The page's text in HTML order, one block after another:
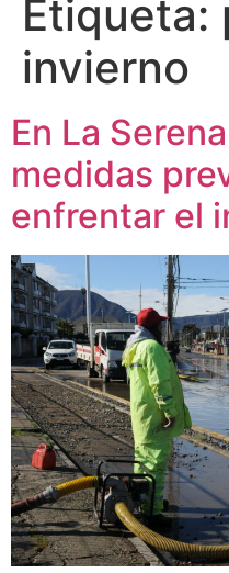
Etiqueta:
invierno
En La
medidas
enfrentar el